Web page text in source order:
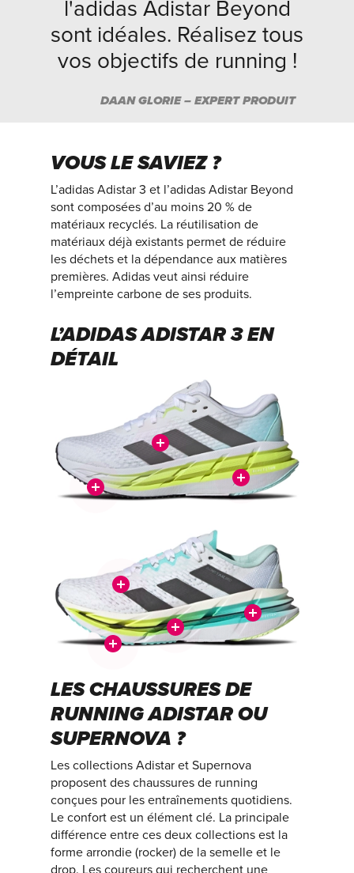
l'adidas Adistar Beyond
sont idéales. Réalisez tous
vos objectifs de running !
DAAN GLORIE – EXPERT PRODUIT
VOUS LE SAVIEZ ?
L’adidas Adistar 3 et l’adidas Adistar Beyond
sont composées d’au moins 20 % de
matériaux recyclés. La réutilisation de
matériaux déjà existants permet de réduire
les déchets et la dépendance aux matières
premières. Adidas veut ainsi réduire
l’empreinte carbone de ses produits.
L’ADIDAS ADISTAR 3 EN
DÉTAIL
LES CHAUSSURES DE
RUNNING ADISTAR OU
SUPERNOVA ?
Les collections Adistar et Supernova
proposent des chaussures de running
conçues pour les entraînements quotidiens.
Le confort est un élément clé. La principale
différence entre ces deux collections est la
forme arrondie (rocker) de la semelle et le